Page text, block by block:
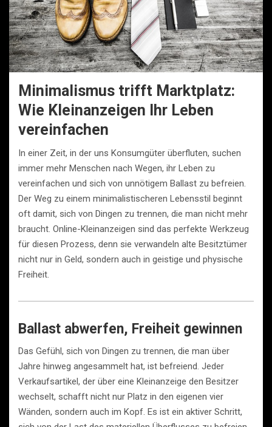
Minimalismus trifft Marktplatz:
Wie Kleinanzeigen Ihr Leben
vereinfachen
In einer Zeit, in der uns Konsumgüter überfluten, suchen
immer mehr Menschen nach Wegen, ihr Leben zu
vereinfachen und sich von unnötigem Ballast zu befreien.
Der Weg zu einem minimalistischeren Lebensstil beginnt
oft damit, sich von Dingen zu trennen, die man nicht mehr
braucht. Online-Kleinanzeigen sind das perfekte Werkzeug
für diesen Prozess, denn sie verwandeln alte Besitztümer
nicht nur in Geld, sondern auch in geistige und physische
Freiheit.
Ballast abwerfen, Freiheit gewinnen
Das Gefühl, sich von Dingen zu trennen, die man über
Jahre hinweg angesammelt hat, ist befreiend. Jeder
Verkaufsartikel, der über eine Kleinanzeige den Besitzer
wechselt, schafft nicht nur Platz in den eigenen vier
Wänden, sondern auch im Kopf. Es ist ein aktiver Schritt,